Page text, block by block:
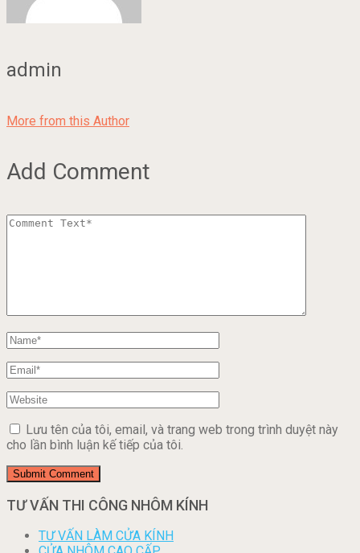
admin
More from this Author
Add Comment
Lưu tên của tôi, email, và trang web trong trình duyệt này
cho lần bình luận kế tiếp của tôi.
TƯ VẤN THI CÔNG NHÔM KÍNH
TƯ VẤN LÀM CỬA KÍNH